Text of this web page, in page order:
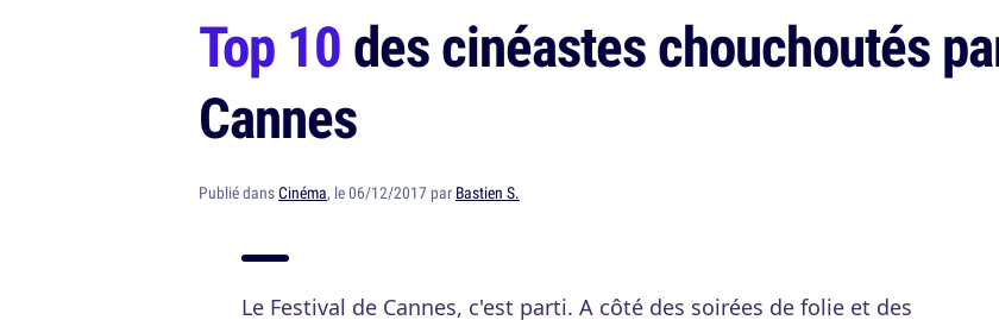
Top 10des cinéastes chouchoutés
Cannes
Publié dansCinéma, le 06/12/2017 par Bastien S.
Le Festival de Cannes, c'est parti. A côté des soirées de folie et des